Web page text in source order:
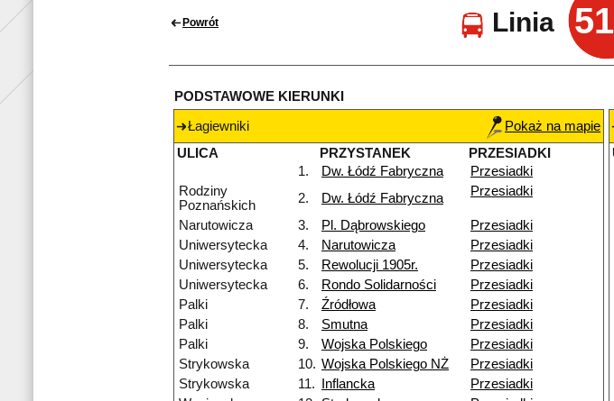
Powrót Linia
PODSTAWOWE KIERUNKI
Łagiewniki
Pokaż na mapie
ULICA
PRZYSTANEK
PRZESIADKI
1.
Dw. Łódź Fabryczna
Przesiadki
Rodziny
Poznańskich
2. Dw. Łódź Fabryczna Przesiadki
Narutowicza 3. Pl. Dąbrowskiego
Przesiadki
Uniwersytecka
4. Narutowicza
Przesiadki
Uniwersytecka
5. Rewolucji 1905r.
Przesiadki
Uniwersytecka
6. Rondo Solidarności
Przesiadki
Palki
7. Źródłowa
Przesiadki
Palki
8. Smutna
Przesiadki
Palki
9. Wojska Polskiego
Przesiadki
Strykowska
10. Wojska Polskiego NŻ
Przesiadki
Strykowska
11. Inflancka
Przesiadki